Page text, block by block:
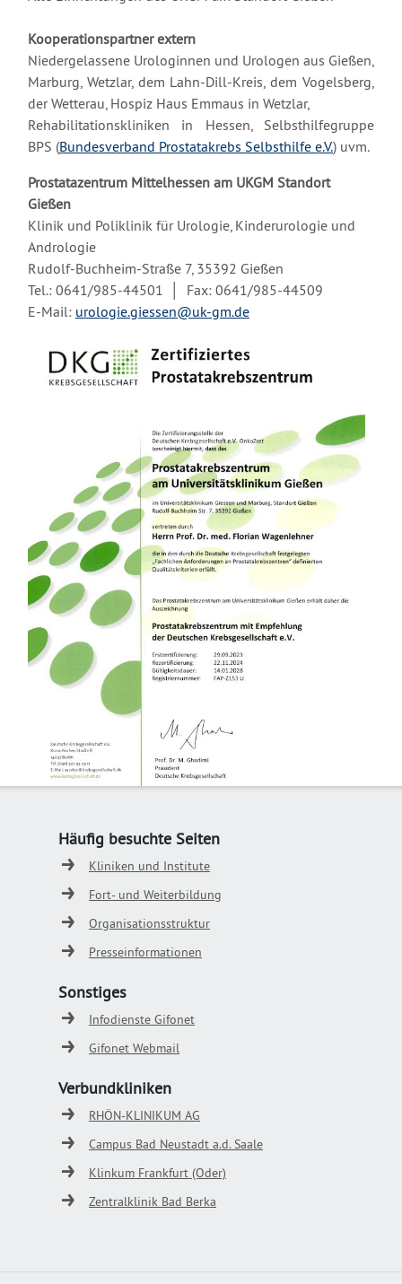
Kooperationspartner extern
Niedergelassene Urologinnen und Urologen aus Gießen,
Marburg, Wetzlar, dem Lahn-Dill-Kreis, dem Vogelsberg,
der Wetterau, Hospiz Haus Emmaus in Wetzlar,
Rehabilitationskliniken in Hessen, Selbsthilfegruppe
BPS (Bundesverband Prostatakrebs Selbsthilfe e.V.) uvm.
Prostatazentrum Mittelhessen am UKGM Standort
Gießen
Klinik und Poliklinik für Urologie, Kinderurologie und
Andrologie
Rudolf-Buchheim-Straße 7, 35392 Gießen
Tel.: 0641/985-44501 │ Fax: 0641/985-44509
E-Mail: urologie.giessen@uk-gm.de
Häufig besuchte Seiten
Kliniken und Institute
Fort- und Weiterbildung
Organisationsstruktur
Presseinformationen
Sonstiges
Infodienste Gifonet
Gifonet Webmail
Verbundkliniken
RHÖN-KLINIKUM AG
Campus Bad Neustadt a.d. Saale
Klinkum Frankfurt (Oder)
Zentralklinik Bad Berka